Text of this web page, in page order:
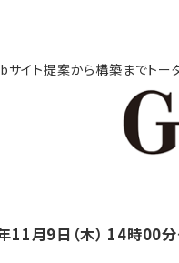
サイト提案から構築までト
11月9日（木） 14時00